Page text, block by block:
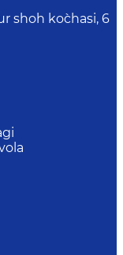
shoh ko`chasi, 6